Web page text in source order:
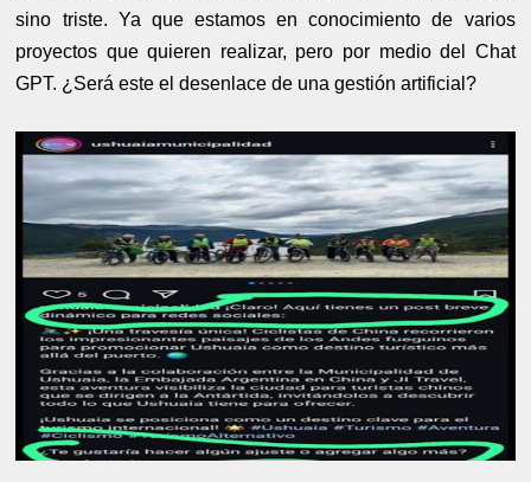
sino triste. Ya que estamos en conocimiento de varios
proyectos que quieren realizar, pero por medio del Chat
GPT. ¿Será este el desenlace de una gestión artificial?